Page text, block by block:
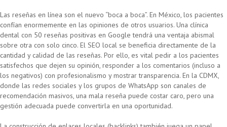
Las reseñas en línea son el nuevo “boca a boca”. En México, los pacientes
confían enormemente en las opiniones de otros usuarios. Una clínica
dental con 50 reseñas positivas en Google tendrá una ventaja abismal
sobre otra con solo cinco. El SEO local se beneficia directamente de la
cantidad y calidad de las reseñas. Por ello, es vital pedir a los pacientes
satisfechos que dejen su opinión, responder a los comentarios (incluso a
los negativos) con profesionalismo y mostrar transparencia. En la CDMX,
donde las redes sociales y los grupos de WhatsApp son canales de
recomendación masivos, una mala reseña puede costar caro, pero una
gestión adecuada puede convertirla en una oportunidad.